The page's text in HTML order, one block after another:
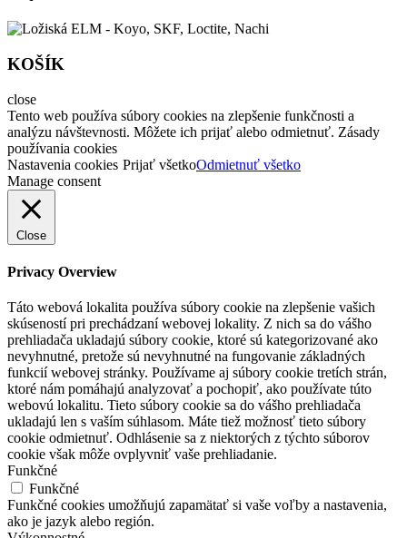
KOŠÍK
close
Tento web používa súbory cookies na zlepšenie funkčnosti a
analýzu návštevnosti. Môžete ich prijať alebo odmietnuť. Zásady
používania cookies
Nastavenia cookies Prijať všetkoOdmietnuť všetko
Manage consent
Close
Privacy Overview
Táto webová lokalita používa súbory cookie na zlepšenie vašich
skúseností pri prechádzaní webovej lokality. Z nich sa do vášho
prehliadača ukladajú súbory cookie, ktoré sú kategorizované ako
nevyhnutné, pretože sú nevyhnutné na fungovanie základných
funkcií webovej stránky. Používame aj súbory cookie tretích strán,
ktoré nám pomáhajú analyzovať a pochopiť, ako používate túto
webovú lokalitu. Tieto súbory cookie sa do vášho prehliadača
ukladajú len s vaším súhlasom. Máte tiež možnosť tieto súbory
cookie odmietnuť. Odhlásenie sa z niektorých z týchto súborov
cookie však môže ovplyvniť vaše prehliadanie.
Funkčné
Funkčné
Funkčné cookies umožňujú zapamätať si vaše voľby a nastavenia,
ako je jazyk alebo región.